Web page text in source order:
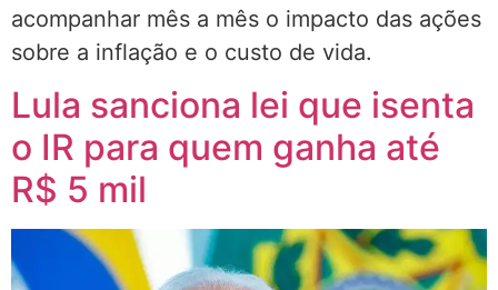
acompanhar mês a mês o impacto das ações
sobre a inflação e o custo de vida.
Lula sanciona lei que isenta
o IR para quem ganha até
R$ 5 mil